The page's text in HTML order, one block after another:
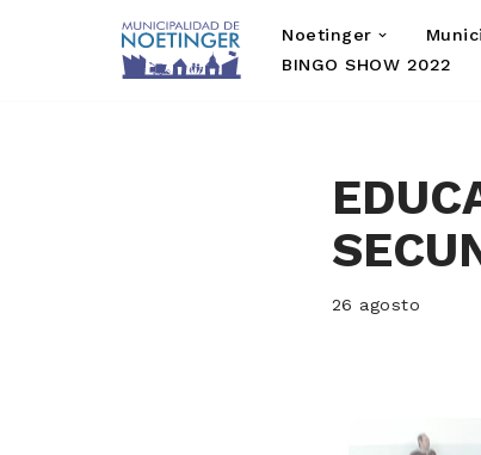
Noetinger
BINGO SHOW 2022
26 agosto